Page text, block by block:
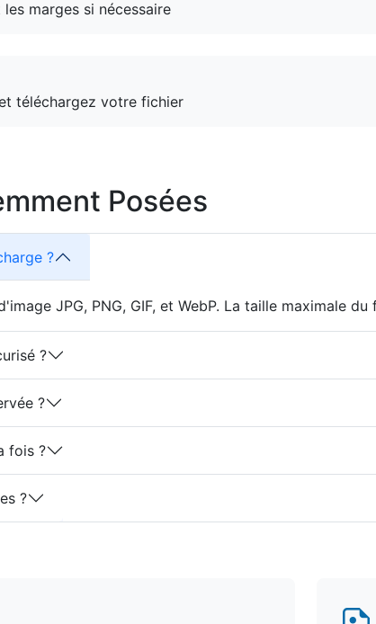
marges si nécessaire
téléchargez votre fichier
Posées
?
JPG, PNG, GIF, et WebP. La taille maximale
?
?
fois ?
?